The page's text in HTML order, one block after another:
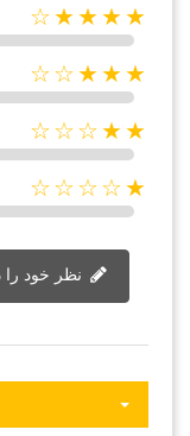
★★★★☆
★★★☆☆
★★☆☆☆
★☆☆☆☆